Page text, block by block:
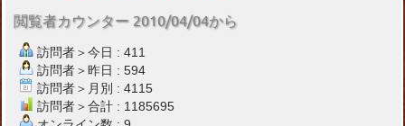
閲覧者カウンター 2010/04/04から
訪問者＞今日 : 411
訪問者＞昨日 : 594
訪問者＞月別 : 4115
訪問者＞合計 : 1185695